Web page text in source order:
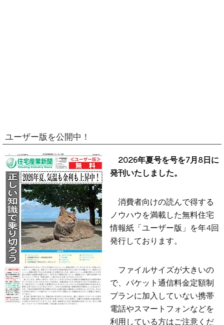
ユーザー版を公開中！
2026年夏号を号を7月8日に
発刊いたしました。
消費者向けの読んで得する
ノウハウを満載した無料住宅
情報紙「ユーザー版」を年4回
発行しております。
ファイルサイズが大きいの
で、パケット通信料金定額制
プランに加入していない携帯
電話やスマートフォンなどを
利用している方はご注意くだ